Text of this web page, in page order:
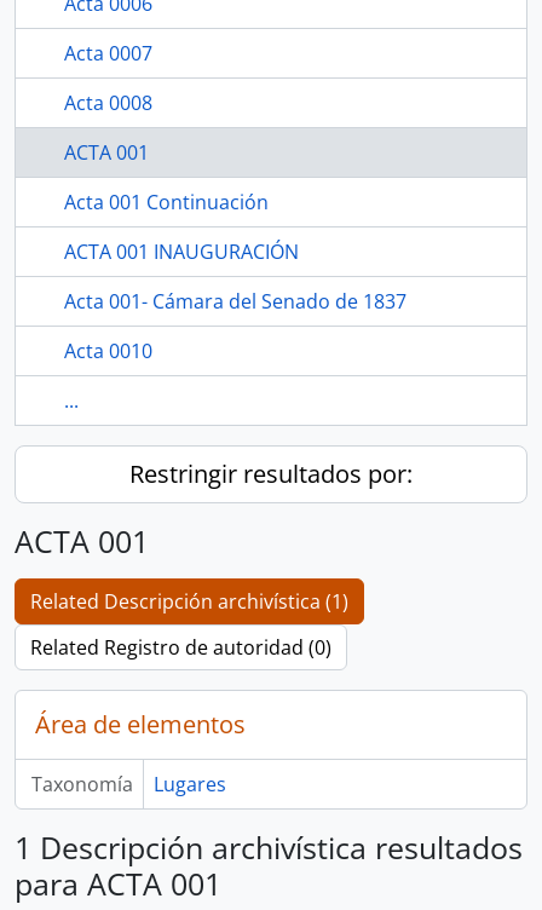
Acta 0007
Acta 0008
ACTA 001
Acta 001 Continuación
ACTA 001 INAUGURACIÓN
Acta 001- Cámara del Senado de 1837
Acta 0010
...
Restringir resultados por:
ACTA 001
Related Descripción archivística (1)
Related Registro de autoridad (0)
Área de elementos
Taxonomía Lugares
1 Descripción archivística resultados
para ACTA 001